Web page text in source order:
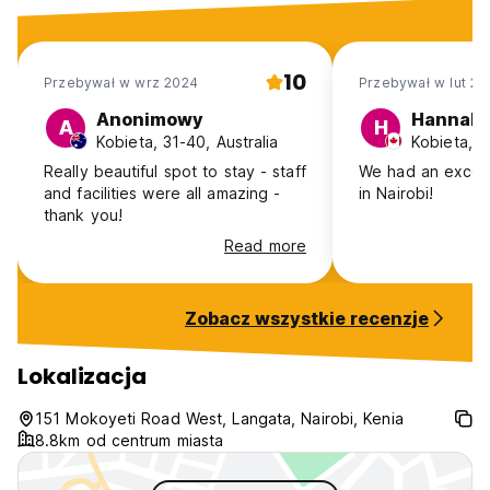
cali
- pościel wliczona w cenę - bawełniane prześcieradła, koc,
poduszka
- bagażnik
- spłukiwane toalety i gorące prysznice solarne
- znajdują się na zewnątrz z tyłu głównego budynku
* Te pokoje są małe i tanie. Idealne dla kogoś, kto chce
tylko gdzieś spać, ale chce cieszyć się ładnym otoczeniem
obozu.
NAMIOT OGRODOWY
- duży, czysty, zbudowany na zamówienie namiot o stałym
rozstawie
- jedno łóżko podwójne lub dwa pojedyncze
- wewnętrzny materac sprężynowy o długości 6 stóp i 6 cali
- pościel w zestawie - bawełniane prześcieradła, kołdra,
poduszka
- ręcznik kąpielowy
- sejf na kosztowności
- stoliki nocne
- moskitiery na oknach i drzwiach
- wspólne spłukiwane toalety i gorące prysznice
Przebywał w wrz 2024 10
A Anonimowy
Kobieta, 31-40, Australia
Really beautiful spot to stay - staff
and facilities were all amazing -
thank you!
Read more
Przebywał w lut
H Hannah
Kobieta,
We had an
in Nairobi!
Zobacz wszystkie recenzje
Lokalizacja
151 Mokoyeti Road West, Langata, Nairobi, Kenia
8.8km od centrum miasta